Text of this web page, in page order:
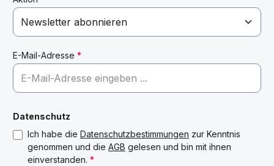
E-Mail-Adresse *
Datenschutz
Ich habe die Datenschutzbestimmungen zur Kenntnis
genommen und die AGB gelesen und bin mit ihnen
einverstanden. *